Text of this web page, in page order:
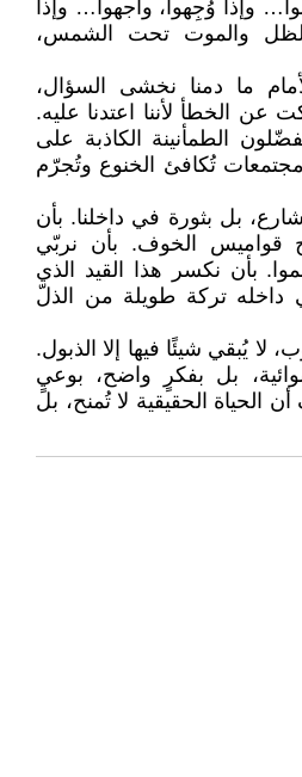
وإذا وُجِهوا، واجهوا… وإذا
والموت تحت الشمس،
ما دمنا نخشى السؤال،
عن الخطأ لأننا اعتدنا عليه.
الطمأنينة الكاذبة على
مجتمعات تُكافئ الخنوع وتُجرّم
بل بثورة في داخلنا. بأن
قواميس الخوف. بأن نربّي
بأن نكسر هذا القيد الذي
داخله تركة طويلة من الذلّ
لا يُبقي شيئًا فيها إلا الذبول.
بل بفكرٍ واضح، بوعيٍ
الحقيقية لا تُمنح، بل